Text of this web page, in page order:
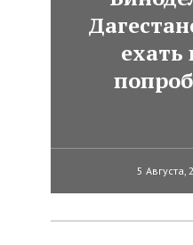
ехать
5 Августа,